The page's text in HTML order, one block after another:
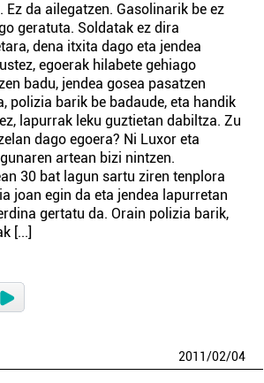
da ailegatzen. Gasolinarik be ez
geratuta. Soldatak ez dira
dena itxita dago eta jendea
egoerak hilabete gehiago
badu, jendea gosea pasatzen
polizia barik be badaude, eta handik
lapurrak leku guztietan dabiltza. Zu
dago egoera? Ni Luxor eta
artean bizi nintzen.
30 bat lagun sartu ziren tenplora
joan egin da eta jendea lapurretan
gertatu da. Orain polizia barik,
[...]
2011/02/04